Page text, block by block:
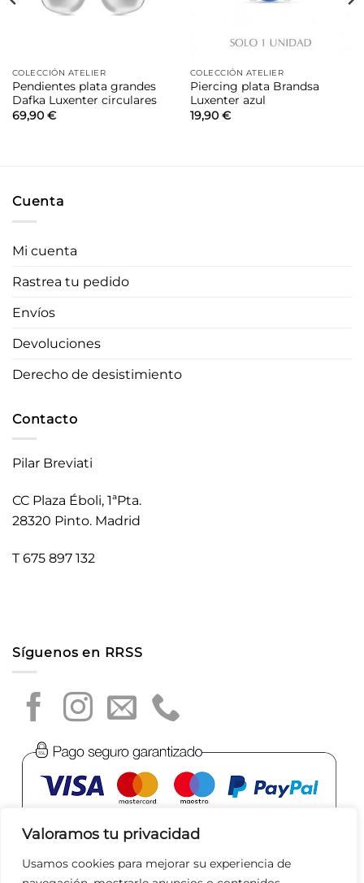
Valoramos tu privacidad
Usamos cookies para mejorar su experiencia de
COLECCIÓN ATELIER
Pendientes plata grandes
Dafka Luxenter circulares
69,90 €
COLECCIÓN ATELIER
Piercing plata Brandsa
Luxenter azul
19,90 €
Cuenta
Mi cuenta
Rastrea tu pedido
Envíos
Devoluciones
Derecho de desistimiento
Contacto
Pilar Breviati
CC Plaza Éboli, 1ªPta.
28320 Pinto. Madrid
T 675 897 132
Síguenos en RRSS